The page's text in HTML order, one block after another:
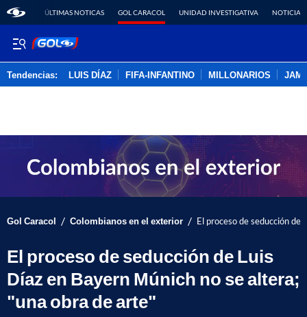
ÚLTIMAS NOTICAS GOL CARACOL UNIDAD INVESTIGATIVA NOTICIAS
Tendencias: LUIS DÍAZ FIFA-INFANTINO MILLONARIOS
Gol Caracol / Colombianos en el exterior / El proceso de seducción
El proceso de seducción de Luis
Díaz en Bayern Múnich no se altera;
"una obra de arte"